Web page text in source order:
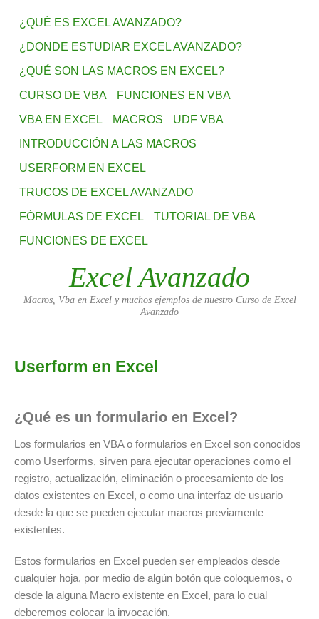
¿QUÉ ES EXCEL AVANZADO?
¿DONDE ESTUDIAR EXCEL AVANZADO?
¿QUÉ SON LAS MACROS EN EXCEL?
CURSO DE VBA
FUNCIONES EN VBA
VBA EN EXCEL
MACROS
UDF VBA
INTRODUCCIÓN A LAS MACROS
USERFORM EN EXCEL
TRUCOS DE EXCEL AVANZADO
FÓRMULAS DE EXCEL
TUTORIAL DE VBA
FUNCIONES DE EXCEL
Excel Avanzado
Macros, Vba en Excel y muchos ejemplos de nuestro Curso de Excel
Avanzado
Userform en Excel
¿Qué es un formulario en Excel?
Los formularios en VBA o formularios en Excel son conocidos
como Userforms, sirven para ejecutar operaciones como el
registro, actualización, eliminación o procesamiento de los
datos existentes en Excel, o como una interfaz de usuario
desde la que se pueden ejecutar macros previamente
existentes.
Estos formularios en Excel pueden ser empleados desde
cualquier hoja, por medio de algún botón que coloquemos, o
desde la alguna Macro existente en Excel, para lo cual
deberemos colocar la invocación.